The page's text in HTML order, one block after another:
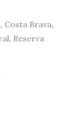
, Costa Brava,
, Reserva